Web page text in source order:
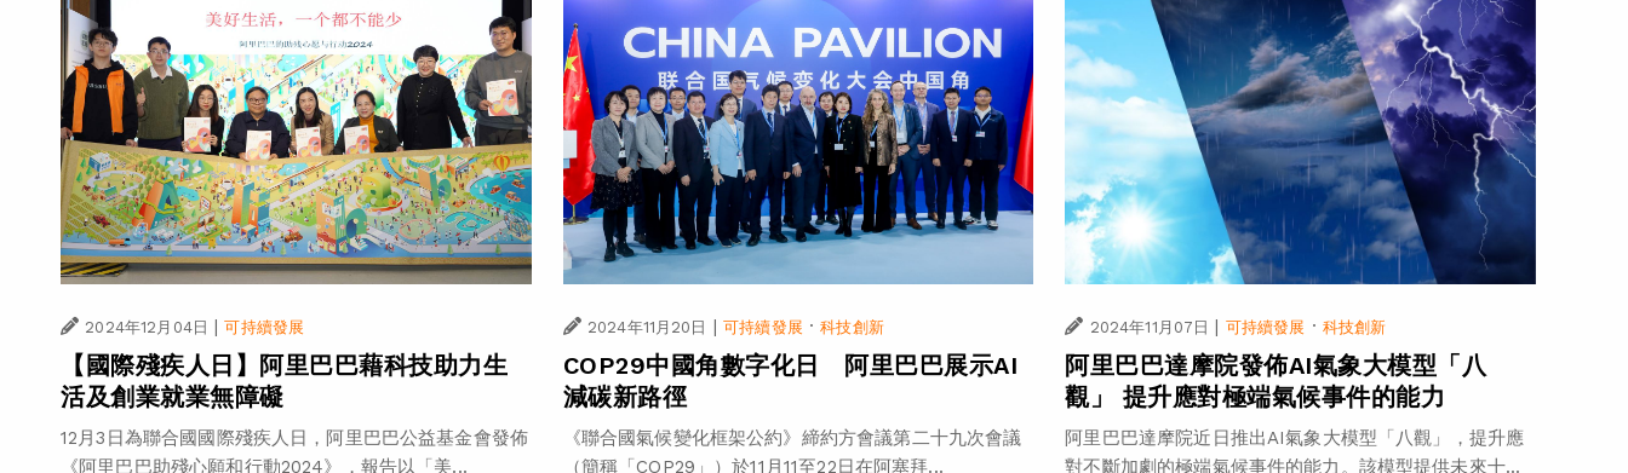
2024年12月04日 | 可持續發展
【國際殘疾人日】阿里巴巴藉科技助力生
活及創業就業無障礙
12月3日為聯合國國際殘疾人日，阿里巴巴公益基金會發佈
《阿里巴巴助殘心願和行動2024》，報告以「美...
2024年11月20日 | 可持續發展 ·科技創新
COP29中國角數字化日 阿里巴巴展示AI
減碳新路徑
《聯合國氣候變化框架公約》締約方會議第二十九次會議
（簡稱「COP29」）於11月11至22日在阿塞拜...
2024年11月07日 | 可持續發展 · 科技創新
阿里巴巴達摩院發佈AI氣象大模型「八
觀」 提升應對極端氣候事件的能力
阿里巴巴達摩院近日推出AI氣象大模型「八觀」，提升應
對不斷加劇的極端氣候事件的能力。該模型提供未來十...